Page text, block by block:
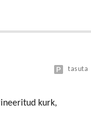
tasuta
kurk,